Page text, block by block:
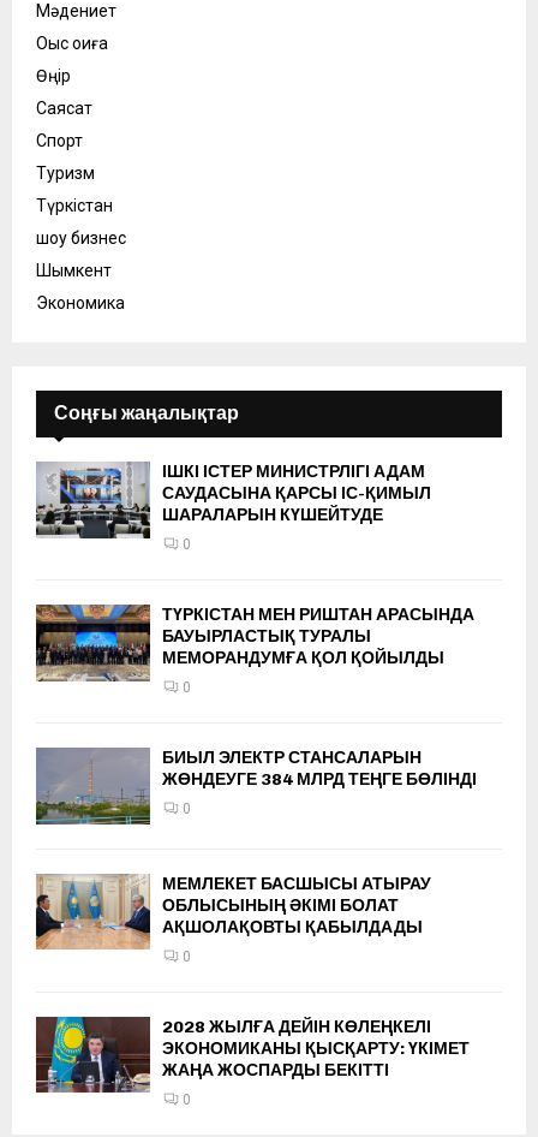
Мәдениет
Оқыс оқиға
Өңір
Саясат
Спорт
Туризм
Түркістан
шоу бизнес
Шымкент
Экономика
Соңғы жаңалықтар
ІШКІ ІСТЕР МИНИСТРЛІГІ АДАМ
САУДАСЫНА ҚАРСЫ ІС-ҚИМЫЛ
ШАРАЛАРЫН КҮШЕЙТУДЕ
0
ТҮРКІСТАН МЕН РИШТАН АРАСЫНДА
БАУЫРЛАСТЫҚ ТУРАЛЫ
МЕМОРАНДУМҒА ҚОЛ ҚОЙЫЛДЫ
0
БИЫЛ ЭЛЕКТР СТАНСАЛАРЫН
ЖӨНДЕУГЕ 384 МЛРД ТЕҢГЕ БӨЛІНДІ
0
МЕМЛЕКЕТ БАСШЫСЫ АТЫРАУ
ОБЛЫСЫНЫҢ ӘКІМІ БОЛАТ
АҚШОЛАҚОВТЫ ҚАБЫЛДАДЫ
0
2028 ЖЫЛҒА ДЕЙІН КӨЛЕҢКЕЛІ
ЭКОНОМИКАНЫ ҚЫСҚАРТУ: ҮКІМЕТ
ЖАҢА ЖОСПАРДЫ БЕКІТТІ
0